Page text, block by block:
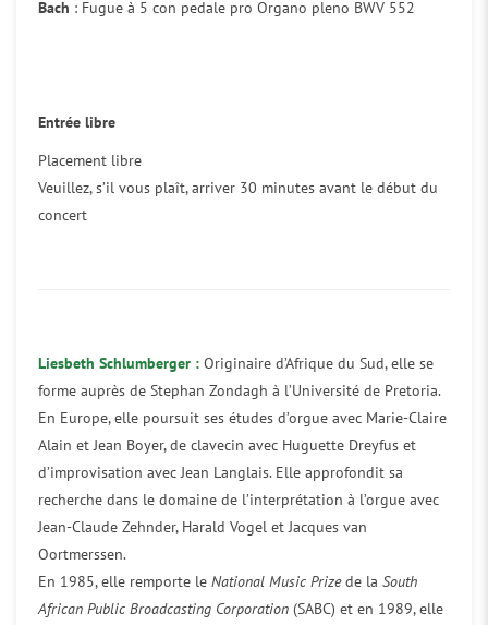
Bach : Fugue à 5 con pedale pro Organo pleno BWV 552
Entrée libre
Placement libre
Veuillez, s’il vous plaît, arriver 30 minutes avant le début du
concert
Liesbeth Schlumberger : Originaire d’Afrique du Sud, elle se
forme auprès de Stephan Zondagh à l’Université de Pretoria.
En Europe, elle poursuit ses études d’orgue avec Marie-Claire
Alain et Jean Boyer, de clavecin avec Huguette Dreyfus et
d’improvisation avec Jean Langlais. Elle approfondit sa
recherche dans le domaine de l’interprétation à l’orgue avec
Jean-Claude Zehnder, Harald Vogel et Jacques van
Oortmerssen.
En 1985, elle remporte le National Music Prizede la South
African Public Broadcasting Corporation (SABC) et en 1989, elle